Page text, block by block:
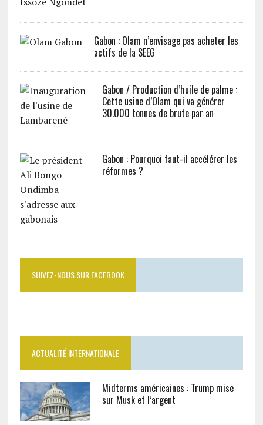
Gabon : Olam n’envisage pas acheter les
actifs de la SEEG
Gabon / Production d’huile de palme :
Cette usine d’Olam qui va générer
30.000 tonnes de brute par an
Gabon : Pourquoi faut-il accélérer les
réformes ?
SUIVEZ-NOUS SUR FACEBOOK
ACTUALITÉ INTERNATIONALE
Midterms américaines : Trump mise
sur Musk et l’argent